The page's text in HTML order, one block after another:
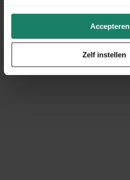
Accepteren
Zelf instellen